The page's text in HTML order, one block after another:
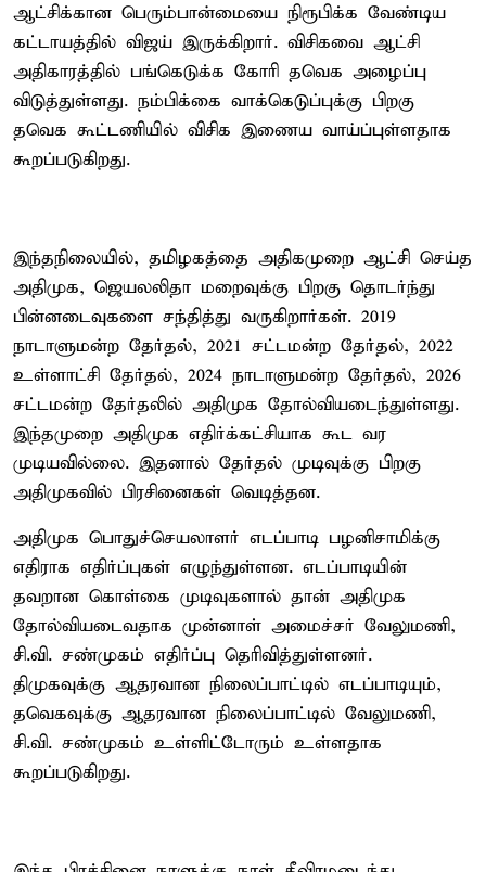
ஆட்சிக்கான பெரும்பான்மையை நிரூபிக்க வேண்டிய
கட்டாயத்தில் விஜய் இருக்கிறார். விசிகவை ஆட்சி
அதிகாரத்தில் பங்கெடுக்க கோரி தவெக அழைப்பு
விடுத்துள்ளது. நம்பிக்கை வாக்கெடுப்புக்கு பிறகு
தவெக கூட்டணியில் விசிக இணைய வாய்ப்புள்ளதாக
கூறப்படுகிறது.
இந்தநிலையில், தமிழகத்தை அதிகமுறை ஆட்சி செய்த
அதிமுக, ஜெயலலிதா மறைவுக்கு பிறகு தொடர்ந்து
பின்னடைவுகளை சந்தித்து வருகிறார்கள். 2019
நாடாளுமன்ற தேர்தல், 2021 சட்டமன்ற தேர்தல், 2022
உள்ளாட்சி தேர்தல், 2024 நாடாளுமன்ற தேர்தல், 2026
சட்டமன்ற தேர்தலில் அதிமுக தோல்வியடைந்துள்ளது.
இந்தமுறை அதிமுக எதிர்க்கட்சியாக கூட வர
முடியவில்லை. இதனால் தேர்தல் முடிவுக்கு பிறகு
அதிமுகவில் பிரசினைகள் வெடித்தன.
அதிமுக பொதுச்செயலாளர் எடப்பாடி பழனிசாமிக்கு
எதிராக எதிர்ப்புகள் எழுந்துள்ளன. எடப்பாடியின்
தவறான கொள்கை முடிவுகளால் தான் அதிமுக
தோல்வியடைவதாக முன்னாள் அமைச்சர் வேலுமணி,
சி.வி. சண்முகம் எதிர்ப்பு தெரிவித்துள்ளனர்.
திமுகவுக்கு ஆதரவான நிலைப்பாட்டில் எடப்பாடியும்,
தவெகவுக்கு ஆதரவான நிலைப்பாட்டில் வேலுமணி,
சி.வி. சண்முகம் உள்ளிட்டோரும் உள்ளதாக
கூறப்படுகிறது.